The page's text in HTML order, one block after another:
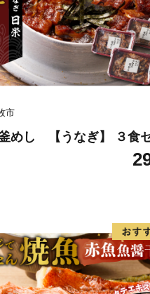
市
めし 【うなぎ】 ３食